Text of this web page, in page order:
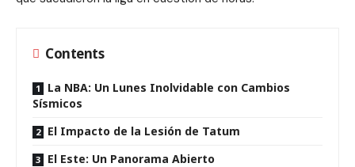
Contents
La NBA: Un Lunes Inolvidable con Cambios
Sísmicos
El Impacto de la Lesión de Tatum
El Este: Un Panorama Abierto